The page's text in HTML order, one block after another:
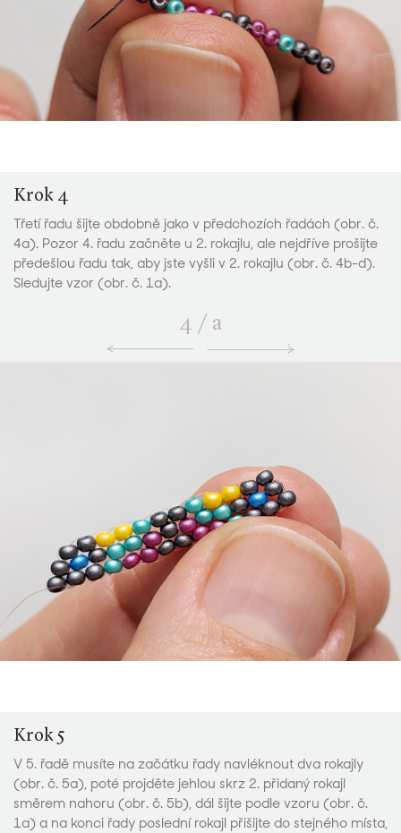
Krok 4
Třetí řadu šijte obdobně jako v předchozích řadách (obr. č.
4a). Pozor 4. řadu začněte u 2. rokajlu, ale nejdříve prošijte
předešlou řadu tak, aby jste vyšli v 2. rokajlu (obr. č. 4b-d).
Sledujte vzor (obr. č. 1a).
4 / a
Krok 5
V 5. řadě musíte na začátku řady navléknout dva rokajly
(obr. č. 5a), poté projděte jehlou skrz 2. přidaný rokajl
směrem nahoru (obr. č. 5b), dál šijte podle vzoru (obr. č.
1a) a na konci řady poslední rokajl přišijte do stejného místa,